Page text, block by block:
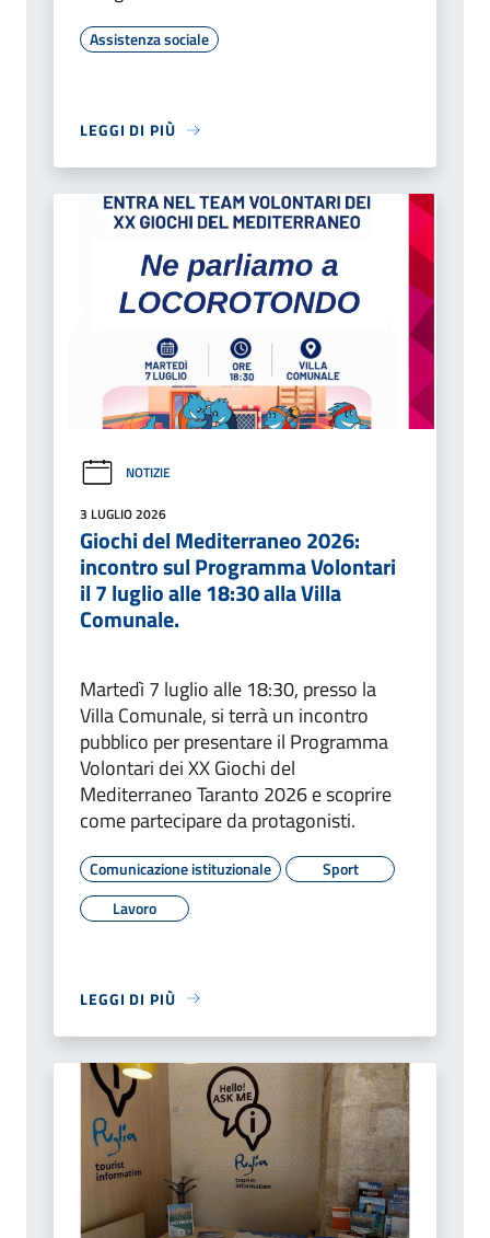
Assistenza sociale
LEGGI DI PIÙ
NOTIZIE
3 LUGLIO 2026
Giochi del Mediterraneo 2026:
incontro sul Programma Volontari
il 7 luglio alle 18:30 alla Villa
Comunale.
Martedì 7 luglio alle 18:30, presso la
Villa Comunale, si terrà un incontro
pubblico per presentare il Programma
Volontari dei XX Giochi del
Mediterraneo Taranto 2026 e scoprire
come partecipare da protagonisti.
Comunicazione istituzionale
Sport
Lavoro
LEGGI DI PIÙ